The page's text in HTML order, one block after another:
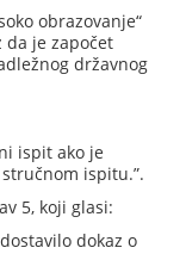
obrazovanje“
da je započet
državnog
ispit ako je
ispitu.”.
5, koji glasi:
dokaz o